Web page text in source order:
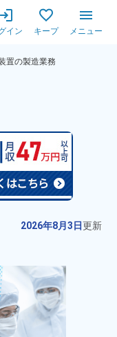
イン キープ メニュー
置の製造業務
半導体
2026年8月3日更新